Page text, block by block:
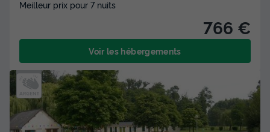
Meilleur prix pour 7 nuits
766 €
Voir les hébergements